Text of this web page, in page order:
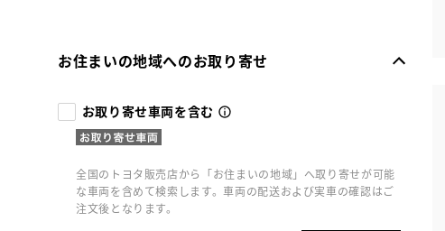
お住まいの地域へのお取り寄せ
お取り寄せ車両を含む
全国のトヨタ販売店から「お住まいの地域」へ取り寄せが可能
な車両を含めて検索します。車両の配送および実車の確認はご
注文後となります。